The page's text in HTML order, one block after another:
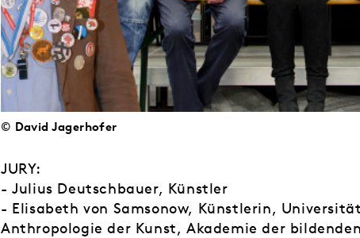
© David Jagerhofer
JURY:
- Julius Deutschbauer, Künstler
- Elisabeth von Samsonow, Künstlerin,
Anthropologie der Kunst, Akademie der